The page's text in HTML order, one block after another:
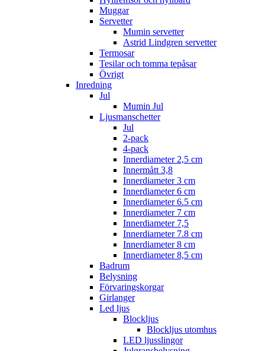
Muggar
Servetter
Mumin servetter
Astrid Lindgren servetter
Termosar
Tesilar och tomma tepåsar
Övrigt
Inredning
Jul
Mumin Jul
Ljusmanschetter
Jul
2-pack
4-pack
Innerdiameter 2,5 cm
Innermått 3,8
Innerdiameter 3 cm
Innerdiameter 6 cm
Innerdiameter 6.5 cm
Innerdiameter 7 cm
Innerdiameter 7,5
Innerdiameter 7.8 cm
Innerdiameter 8 cm
Innerdiameter 8,5 cm
Badrum
Belysning
Förvaringskorgar
Girlanger
Led ljus
Blockljus
Blockljus utomhus
LED ljusslingor